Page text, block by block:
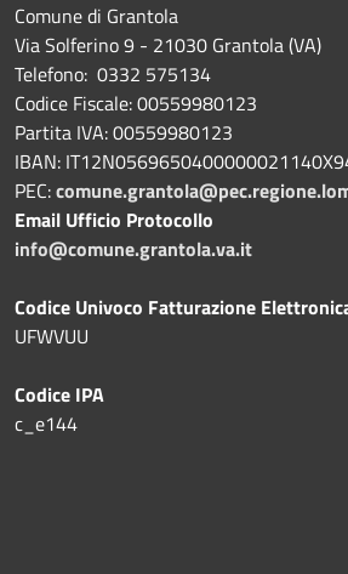
Comune di Grantola
Via Solferino 9 - 21030 Grantola (VA)
Telefono: 0332 575134
Codice Fiscale: 00559980123
Partita IVA: 00559980123
IBAN:
PEC:
Email Ufficio Protocollo
info@comune.grantola.va.it
Codice Univoco Fatturazione
UFWVUU
Codice IPA
c_e144